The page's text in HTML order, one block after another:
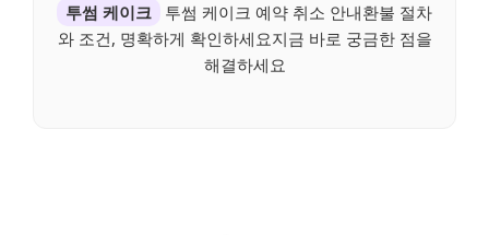
투썸 케이크
투썸 케이크 예약 취소 안내환불 절차
와 조건, 명확하게 확인하세요지금 바로 궁금한 점을
해결하세요